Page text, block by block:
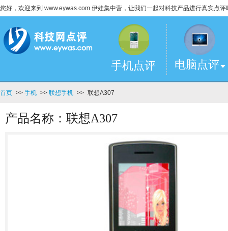
您好，欢迎来到 www.eywas.com 伊娃集中营，让我们一起对科技产品进行真实点评
手机点评 电脑点评
首页 >> 手机 >> 联想手机 >> 联想A307
产品名称：联想A307